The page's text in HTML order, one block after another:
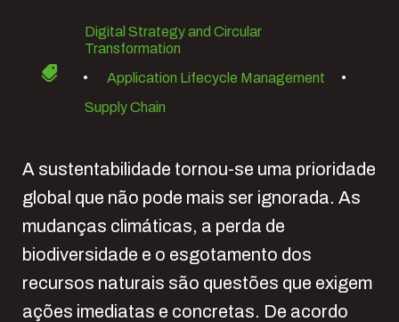
Digital Strategy and Circular
Transformation
•
Application Lifecycle Management
•
Supply Chain
A sustentabilidade tornou-se uma prioridade
global que não pode mais ser ignorada. As
mudanças climáticas, a perda de
biodiversidade e o esgotamento dos
recursos naturais são questões que exigem
ações imediatas e concretas. De acordo